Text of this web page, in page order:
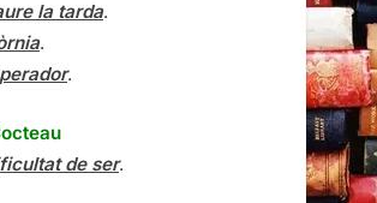
la tarda.
.
.
de ser.